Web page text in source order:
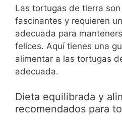
Las tortugas de tierra
fascinantes y requieren
adecuada para
felices. Aquí tienes una
alimentar a las tortugas
adecuada.
Dieta equilibrada y
recomendados para